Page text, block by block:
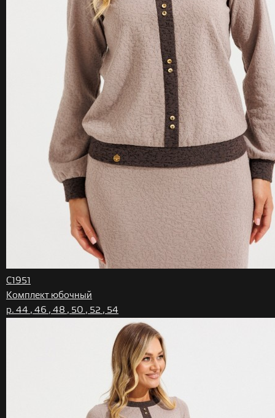
С1951
Комплект юбочный
р. 44 , 46 , 48 , 50 , 52 , 54